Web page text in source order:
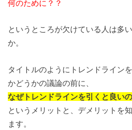
何のために？？
というところが欠けている人は多
か。
タイトルのようにトレンドライン
かどうかの議論の前に、
なぜトレンドラインを引くと良い
というメリットと、デメリットを
ます。